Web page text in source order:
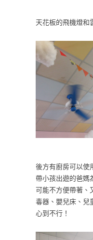
天花板的飛機燈和
後方有廚房可以使
帶小孩出遊的爸媽
可能不方便帶著、
毒器、嬰兒床、兒
心到不行！